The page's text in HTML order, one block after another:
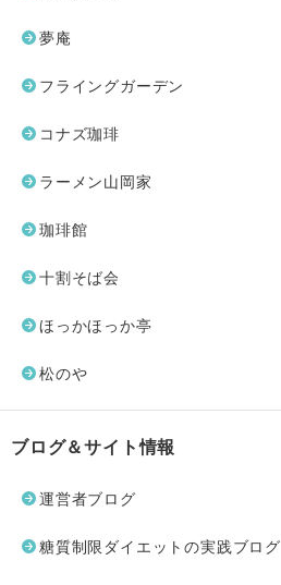
夢庵
フライングガーデン
コナズ珈琲
ラーメン山岡家
珈琲館
十割そば会
ほっかほっか亭
松のや
ブログ＆サイト情報
運営者ブログ
糖質制限ダイエットの実践ブログ